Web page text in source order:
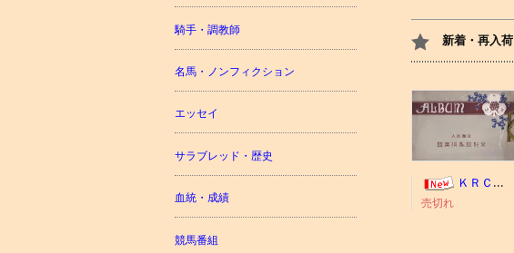
新着・再入荷
ＫＲＣ ＡＬＢＵＭ（京都競馬場写真帖）
売切れ
騎手・調教師
名馬・ノンフィクション
エッセイ
サラブレッド・歴史
血統・成績
競馬番組